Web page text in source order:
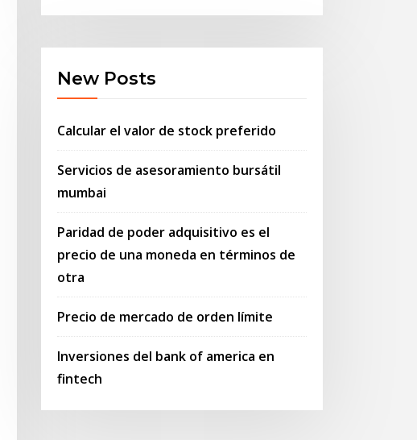
New Posts
Calcular el valor de stock preferido
Servicios de asesoramiento bursátil
mumbai
Paridad de poder adquisitivo es el
precio de una moneda en términos de
otra
Precio de mercado de orden límite
Inversiones del bank of america en
fintech